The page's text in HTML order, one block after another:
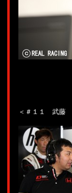
＜＃１１ 武